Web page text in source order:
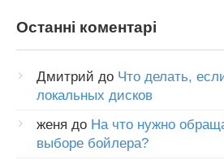
Останні коментарі
Дмитрий до Что делать,
локальных дисков
женя до На что нужно
выборе бойлера?